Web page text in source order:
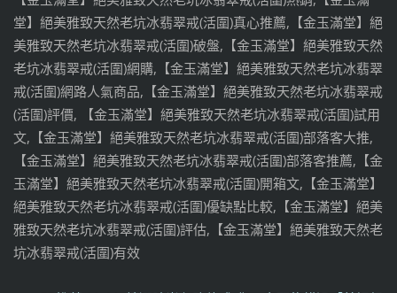
堂】絕美雅致天然老坑冰翡翠戒(活圍)真心推薦,【金玉滿堂】絕
美雅致天然老坑冰翡翠戒(活圍)破盤,【金玉滿堂】絕美雅致天然
老坑冰翡翠戒(活圍)網購,【金玉滿堂】絕美雅致天然老坑冰翡翠
戒(活圍)網路人氣商品,【金玉滿堂】絕美雅致天然老坑冰翡翠戒
(活圍)評價, 【金玉滿堂】絕美雅致天然老坑冰翡翠戒(活圍)試用
文,【金玉滿堂】絕美雅致天然老坑冰翡翠戒(活圍)部落客大推,
【金玉滿堂】絕美雅致天然老坑冰翡翠戒(活圍)部落客推薦,【金
玉滿堂】絕美雅致天然老坑冰翡翠戒(活圍)開箱文,【金玉滿堂】
絕美雅致天然老坑冰翡翠戒(活圍)優缺點比較,【金玉滿堂】絕美
雅致天然老坑冰翡翠戒(活圍)評估,【金玉滿堂】絕美雅致天然老
坑冰翡翠戒(活圍)有效